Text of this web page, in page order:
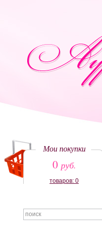
Мои покупки
0 руб.
товаров: 0